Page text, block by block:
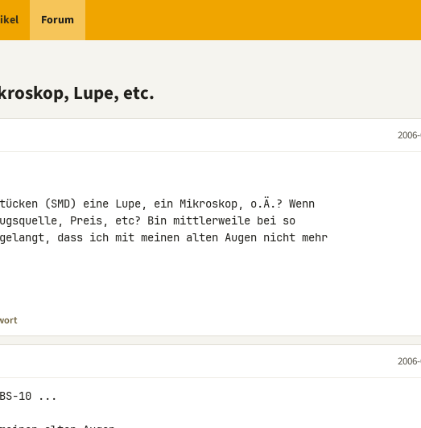
Forum
Lupe, etc.
(SMD) eine Lupe, ein Mikroskop, o.Ä.? Wenn
Preis, etc? Bin mittlerweile bei so
dass ich mit meinen alten Augen nicht mehr
10 ...